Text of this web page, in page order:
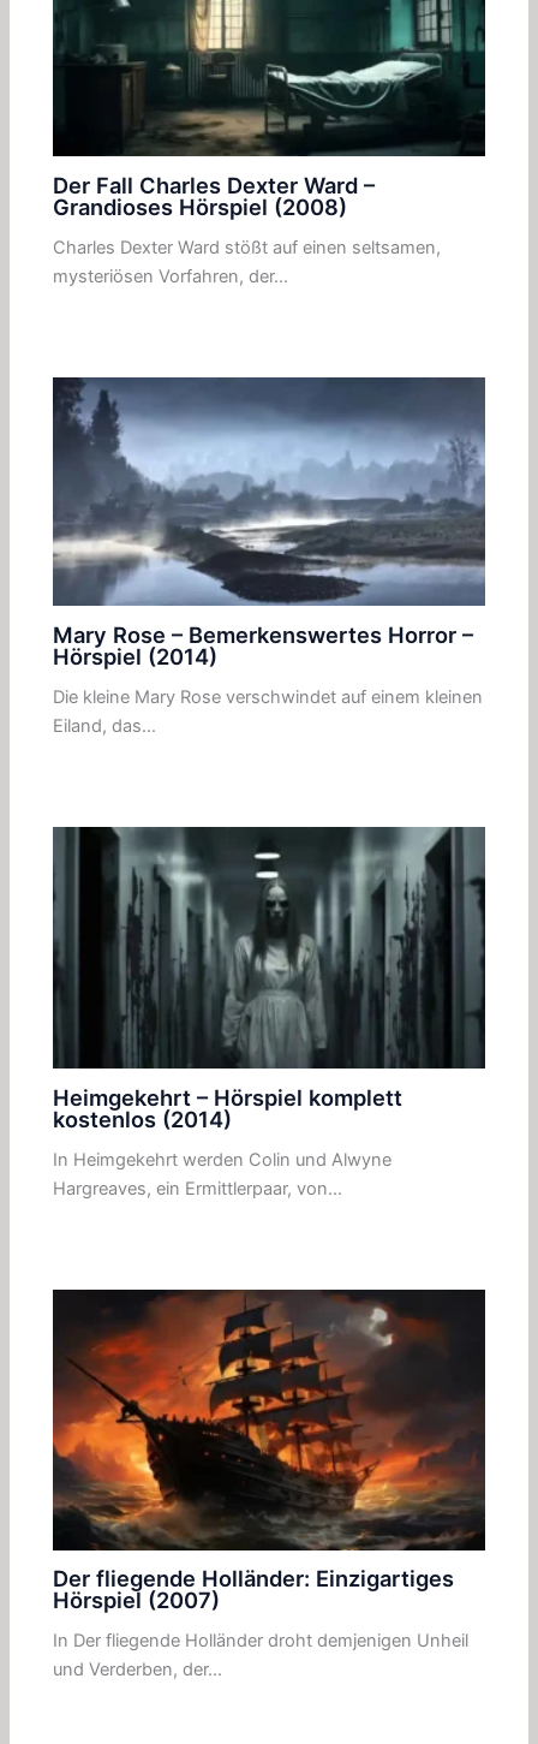
Der Fall Charles Dexter Ward –
Grandioses Hörspiel (2008)
Charles Dexter Ward stößt auf einen seltsamen,
mysteriösen Vorfahren, der…
Mary Rose – Bemerkenswertes Horror –
Hörspiel (2014)
Die kleine Mary Rose verschwindet auf einem kleinen
Eiland, das…
Heimgekehrt – Hörspiel komplett
kostenlos (2014)
In Heimgekehrt werden Colin und Alwyne
Hargreaves, ein Ermittlerpaar, von…
Der fliegende Holländer: Einzigartiges
Hörspiel (2007)
In Der fliegende Holländer droht demjenigen Unheil
und Verderben, der…